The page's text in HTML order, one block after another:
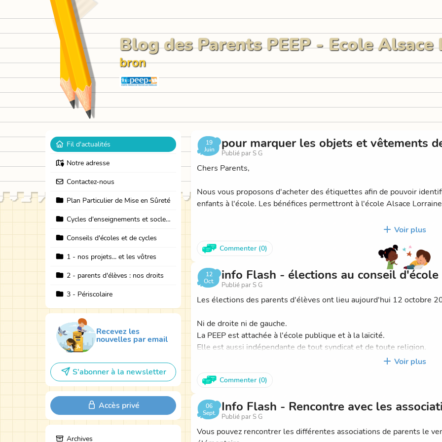
Blog des Parents PEEP - Ecole Alsace
bron
Fil d'actualités
Notre adresse
Contactez-nous
Plan Particulier de Mise en Sûreté
Cycles d'enseignements et socle commun
Conseils d'écoles et de cycles
1 - nos projets... et les vôtres
2 - parents d'élèves : nos droits
3 - Périscolaire
Recevez les
nouvelles par email
S'abonner à la newsletter
Accès privé
Archives
19
Juin
pour marquer les objets et vêtements
Publié par S G
Chers Parents,
Nous vous proposons d'acheter des étiquettes afin de pouvoir
enfants à l'école. Les bénéfices permettront à l'école Alsace
- de personnaliser votre carnet d'étiquettes / bracelets via le site
Avec le code : j11486f713
- de transmettre un chèque à l'enseignant de votre enfant avant
- d'inscrire le nom de l'enfant et sa classe au verso du chèque
Nous vous remercions
Voir plus
Commenter (0)
12
Oct.
info Flash - élections au conseil d'école
Publié par S G
Les élections des parents d'élèves ont lieu aujourd'hui 12 octobre
Ni de droite ni de gauche.
La PEEP est attachée à l'école publique et à la laïcité.
Elle est aussi indépendante de tout syndicat et de toute religion.
Les parents PEEP mettent la question éducative au centre de
l'intérêt de l'enfant dans le système éducatif français.
pression et de toute confession en observant une parfaite neutralité
Elle n’est pas un syndicat : elle regroupe des parents qui
Voir plus
Commenter (0)
06
Sept.
Info Flash - Rencontre avec les
Publié par S G
Vous pouvez rencontrer les différentes associations de parents le